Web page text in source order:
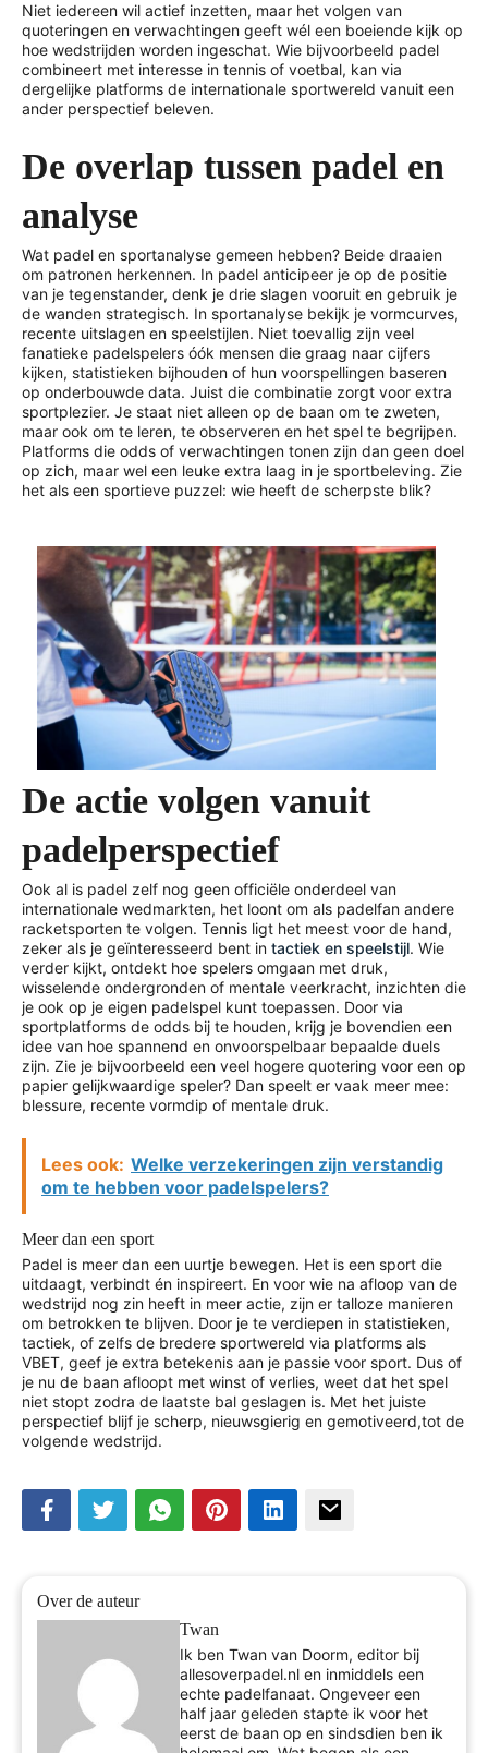
Niet iedereen wil actief inzetten, maar het volgen van
quoteringen en verwachtingen geeft wél een boeiende kijk op
hoe wedstrijden worden ingeschat. Wie bijvoorbeeld padel
combineert met interesse in tennis of voetbal, kan via
dergelijke platforms de internationale sportwereld vanuit een
ander perspectief beleven.
De overlap tussen padel en
analyse
Wat padel en sportanalyse gemeen hebben? Beide draaien
om patronen herkennen. In padel anticipeer je op de positie
van je tegenstander, denk je drie slagen vooruit en gebruik je
de wanden strategisch. In sportanalyse bekijk je vormcurves,
recente uitslagen en speelstijlen. Niet toevallig zijn veel
fanatieke padelspelers óók mensen die graag naar cijfers
kijken, statistieken bijhouden of hun voorspellingen baseren
op onderbouwde data. Juist die combinatie zorgt voor extra
sportplezier. Je staat niet alleen op de baan om te zweten,
maar ook om te leren, te observeren en het spel te begrijpen.
Platforms die odds of verwachtingen tonen zijn dan geen doel
op zich, maar wel een leuke extra laag in je sportbeleving. Zie
het als een sportieve puzzel: wie heeft de scherpste blik?
De actie volgen vanuit
padelperspectief
Ook al is padel zelf nog geen officiële onderdeel van
internationale wedmarkten, het loont om als padelfan andere
racketsporten te volgen. Tennis ligt het meest voor de hand,
zeker als je geïnteresseerd bent in tactiek en speelstijl. Wie
verder kijkt, ontdekt hoe spelers omgaan met druk,
wisselende ondergronden of mentale veerkracht, inzichten die
je ook op je eigen padelspel kunt toepassen. Door via
sportplatforms de odds bij te houden, krijg je bovendien een
idee van hoe spannend en onvoorspelbaar bepaalde duels
zijn. Zie je bijvoorbeeld een veel hogere quotering voor een op
papier gelijkwaardige speler? Dan speelt er vaak meer mee:
blessure, recente vormdip of mentale druk.
Lees ook: Welke verzekeringen zijn verstandig
om te hebben voor padelspelers?
Meer dan een sport
Padel is meer dan een uurtje bewegen. Het is een sport die
uitdaagt, verbindt én inspireert. En voor wie na afloop van de
wedstrijd nog zin heeft in meer actie, zijn er talloze manieren
om betrokken te blijven. Door je te verdiepen in statistieken,
tactiek, of zelfs de bredere sportwereld via platforms als
VBET, geef je extra betekenis aan je passie voor sport. Dus of
je nu de baan afloopt met winst of verlies, weet dat het spel
niet stopt zodra de laatste bal geslagen is. Met het juiste
perspectief blijf je scherp, nieuwsgierig en gemotiveerd,tot de
volgende wedstrijd.
Over de auteur
Twan
Ik ben Twan van Doorm, editor bij
allesoverpadel.nl en inmiddels een
echte padelfanaat. Ongeveer een
half jaar geleden stapte ik voor het
eerst de baan op en sindsdien ben ik